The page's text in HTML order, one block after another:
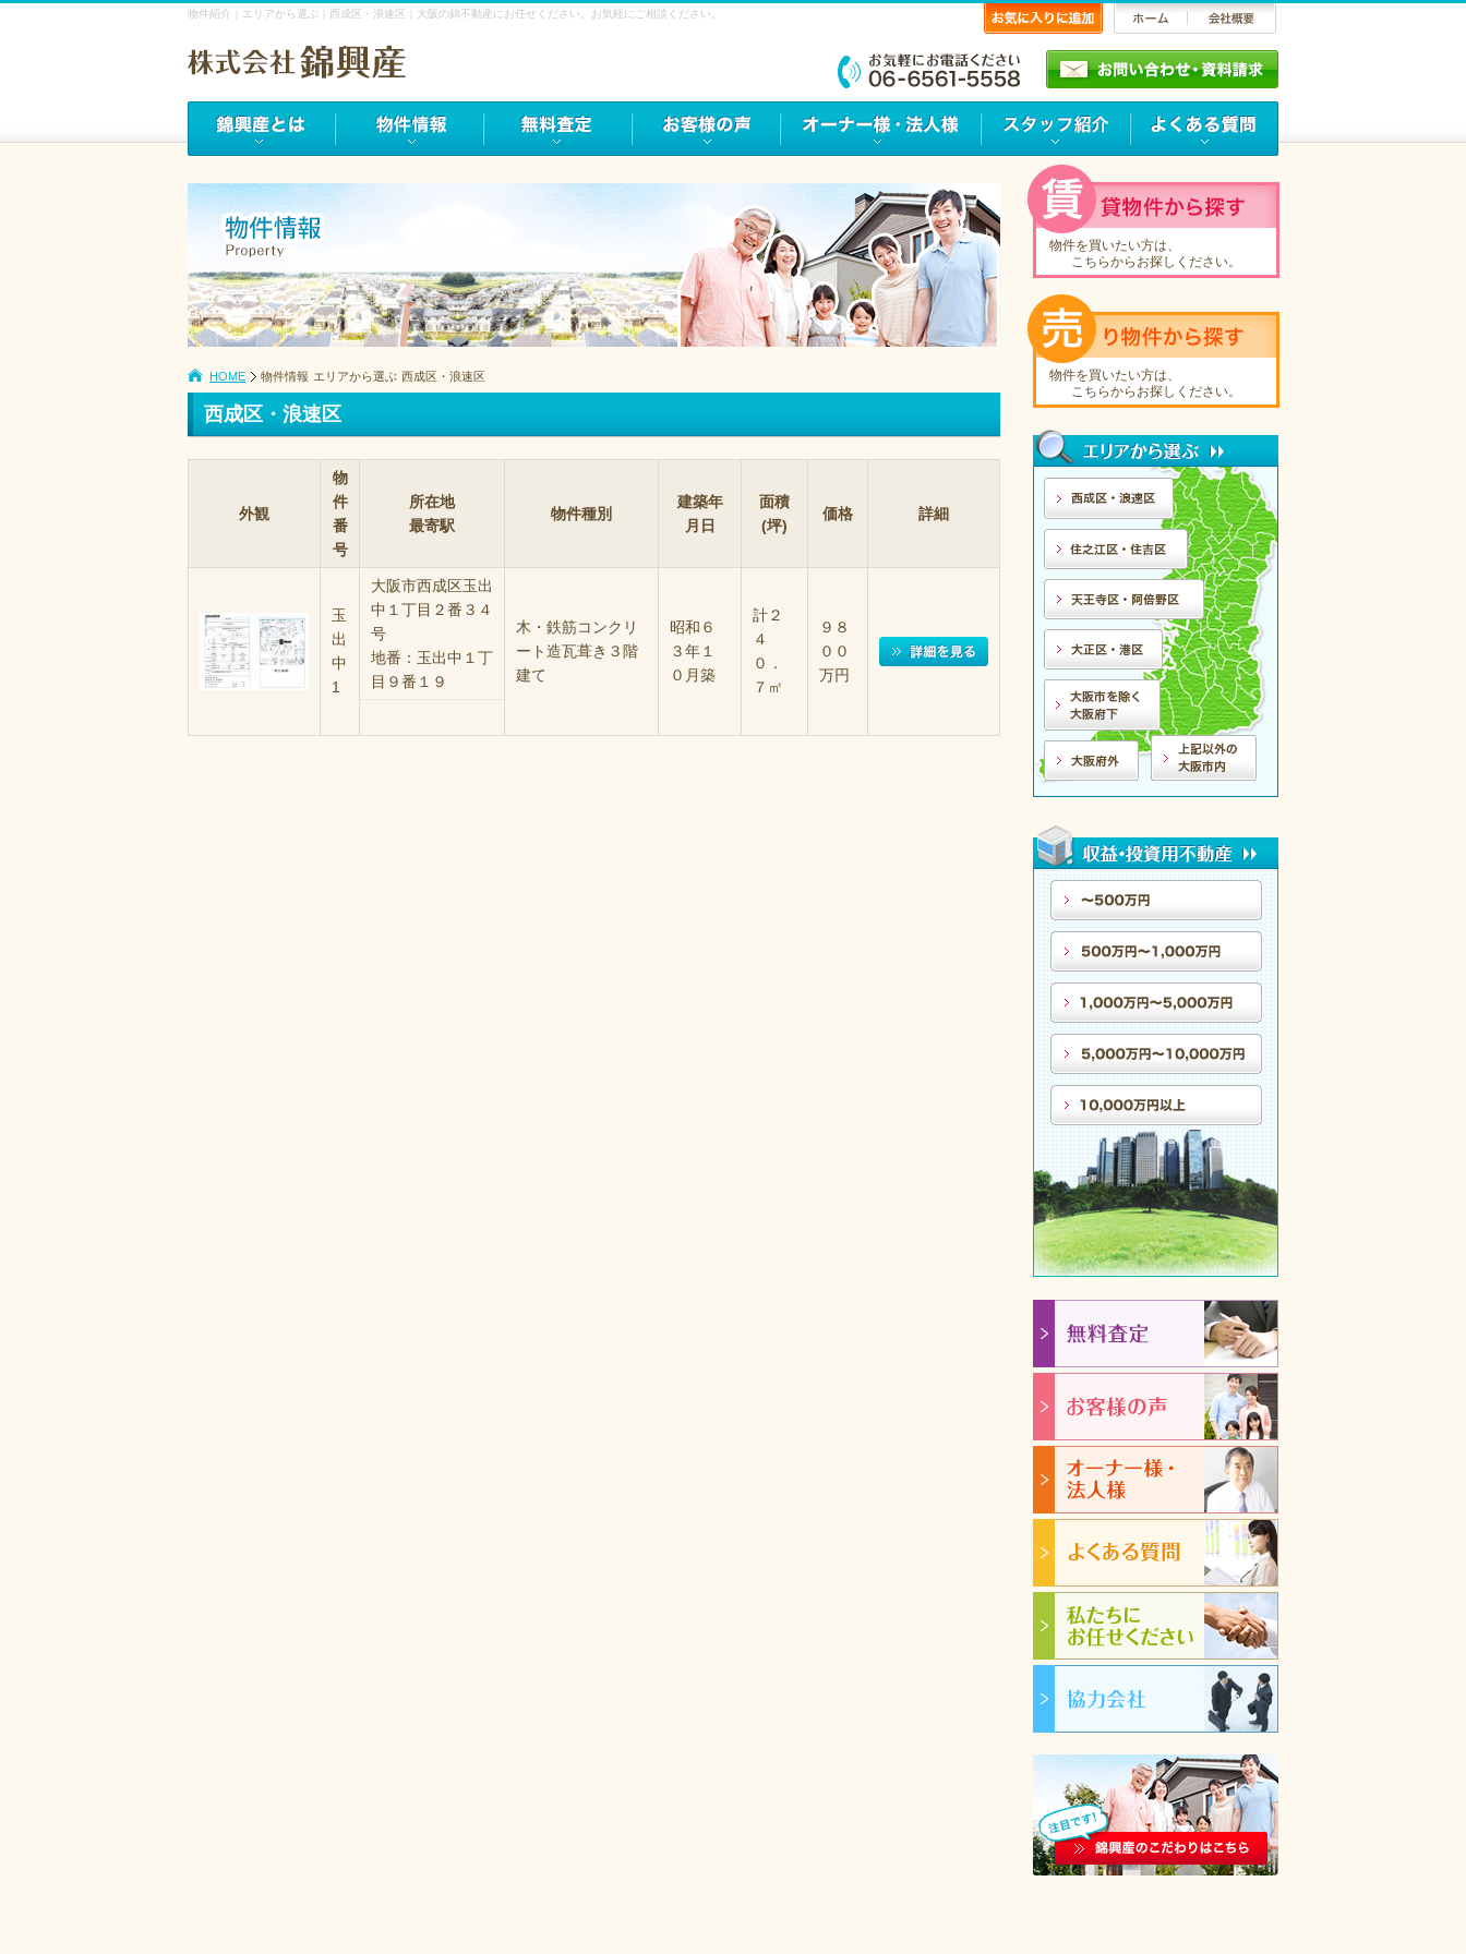
物件紹介｜エリアから選ぶ｜西成区・浪速区｜大阪の錦不動産にお任せください。お気軽にご相談ください。
HOME 物件情報 エリアから選ぶ 西成区・浪速区
西成区・浪速区
外観
物
件
番
号
所在地
最寄駅
物件種別
建築年
月日
面積
(坪)
価格 詳細
玉
出
中
1
大阪市西成区玉出
中１丁目２番３４
号
地番：玉出中１丁
目９番１９
木・鉄筋コンクリ
ート造瓦葺き３階
建て
昭和６
３年１
０月築
計２
４
０．
７㎡
９８
００
万円
物件を買いたい方は、
こちらからお探しください。
物件を買いたい方は、
こちらからお探しください。